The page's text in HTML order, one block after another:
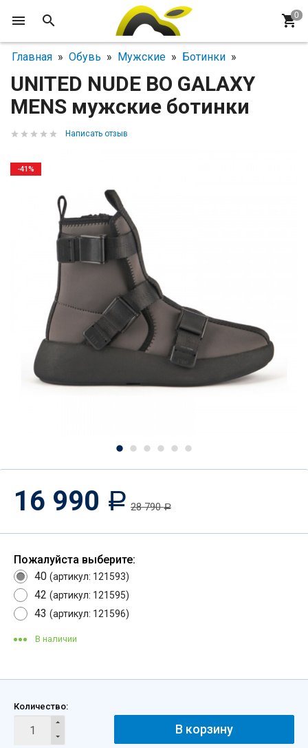
Главная » Обувь » Мужские » Ботинки »
UNITED NUDE BO GALAXY
MENS мужские ботинки
Написать отзыв
-41%
16 990 Р 28 790Р
Пожалуйста выберите:
40 (артикул: 121593)
42 (артикул: 121595)
43 (артикул: 121596)
В наличии
Количество: